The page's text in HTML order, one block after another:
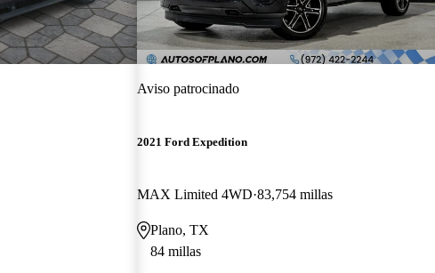
Aviso patrocinado
2021 Ford Expedition
MAX Limited 4WD 83,754 millas
Plano, TX
84 millas